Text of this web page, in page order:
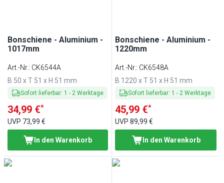
Bonschiene - Aluminium -
1017mm
Art.-Nr.: CK6544A
B 50 x T 51 x H 51 mm
Sofort lieferbar: 1 - 2 Werktage
34,99 €*
UVP 73,99 €
In den Warenkorb
Bonschiene - Aluminium -
1220mm
Art.-Nr.: CK6548A
B 1220 x T 51 x H 51 mm
Sofort lieferbar: 1 - 2 Werktage
45,99 €*
UVP89,99 €
In den Warenkorb